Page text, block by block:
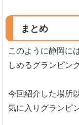
まとめ
このように静岡に
しめるグランピン
今回紹介した場所
気に入りグランピ